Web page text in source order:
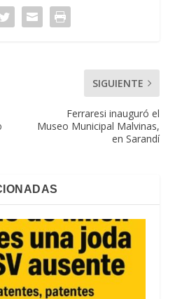
SIGUIENTE
Ferraresi inauguró el
Museo Municipal Malvinas,
en Sarandí